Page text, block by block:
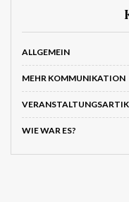
ALLGEMEIN
MEHR KOMMUNIKATION
WIE WAR ES?